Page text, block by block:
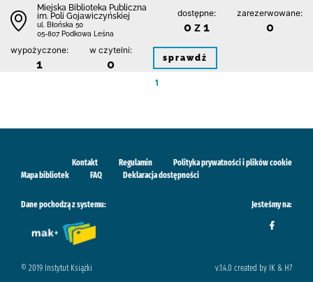
Miejska Biblioteka Publiczna
im. Poli Gojawiczyńskiej
ul. Błońska 50
05-807 Podkowa Leśna
dostępne:
0 z 1
zarezerwowane:
0
wypożyczone:
1
w czytelni:
0 sprawdź
1
Kontakt Regulamin
Polityka prywatności i plików cookie
Mapa bibliotek
FAQ Deklaracja dostępności
Dane pochodzą z systemu: Jesteśmy na:
© 2019 Instytut Książki v.1.4.0 created by IK & H7